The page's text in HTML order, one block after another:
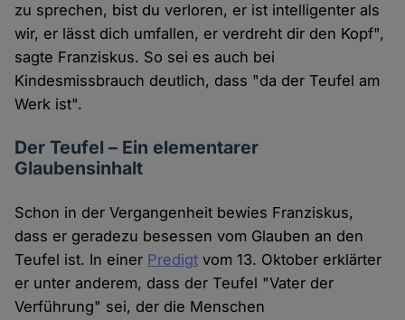
zu sprechen, bist du verloren, er ist intelligenter als
wir, er lässt dich umfallen, er verdreht dir den Kopf",
sagte Franziskus. So sei es auch bei
Kindesmissbrauch deutlich, dass "da der Teufel am
Werk ist".
Der Teufel – Ein elementarer
Glaubensinhalt
Schon in der Vergangenheit bewies Franziskus,
dass er geradezu besessen vom Glauben an den
Teufel ist. In einer Predigt vom 13. Oktober erklärter
er unter anderem, dass der Teufel "Vater der
Verführung" sei, der die Menschen